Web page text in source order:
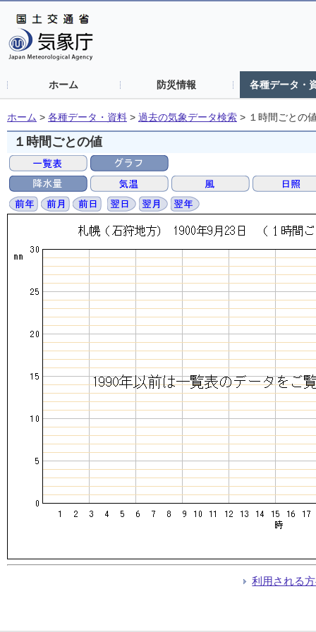
ホーム 防災情報 各種データ・
ホーム > 各種データ・資料 > 過去の気象データ検索 > １時間ごとの
１時間ごとの値
利用される